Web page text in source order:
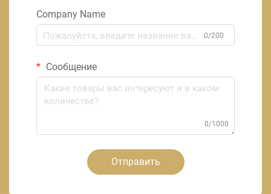
Company Name
0/200
Сообщение
0/1000
Отправить